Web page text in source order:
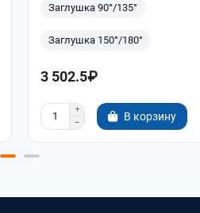
Заглушка 90°/135°
Заглушка 150°/180°
3 502.5₽
В корзину